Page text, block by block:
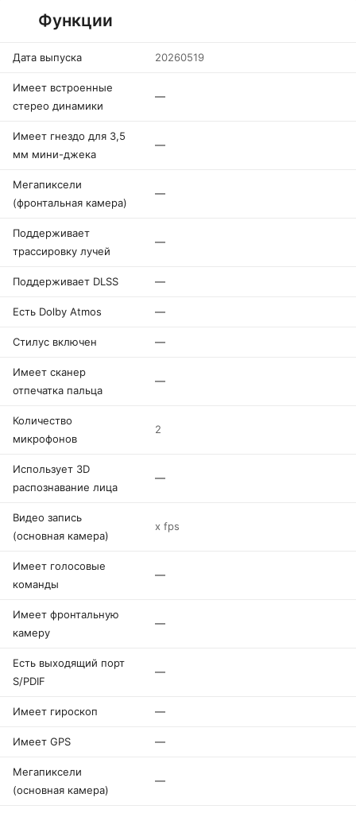
Функции
Дата выпуска 20260519
Имеет встроенные
стерео динамики
—
Имеет гнездо для 3,5
мм мини-джека
—
Мегапиксели
(фронтальная камера)
—
Поддерживает
трассировку лучей
—
Поддерживает DLSS —
Есть Dolby Atmos —
Стилус включен —
Имеет сканер
отпечатка пальца
—
Количество
микрофонов
2
Использует 3D
распознавание лица
—
Видео запись
(основная камера)
x fps
Имеет голосовые
команды
—
Имеет фронтальную
камеру
—
Есть выходящий порт
S/PDIF
—
Имеет гироскоп —
Имеет GPS —
Мегапиксели
(основная камера)
—